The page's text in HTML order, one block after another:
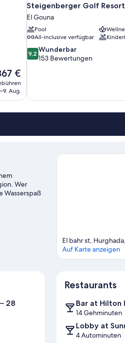
€
Aug.
Steigenberger Golf Resort
El Gouna
Pool
All-inclusive verfügbar
9.2
von
Bewertungen
9,2 Wunderbar
153 Bewertungen
Wer
Wasserspaß
oder beim
El bahr st,
Auf Karte anzeigen
28
Restaurants
Bar at Hilton
14 Gehminuten
Lobby at
4 Autominuten